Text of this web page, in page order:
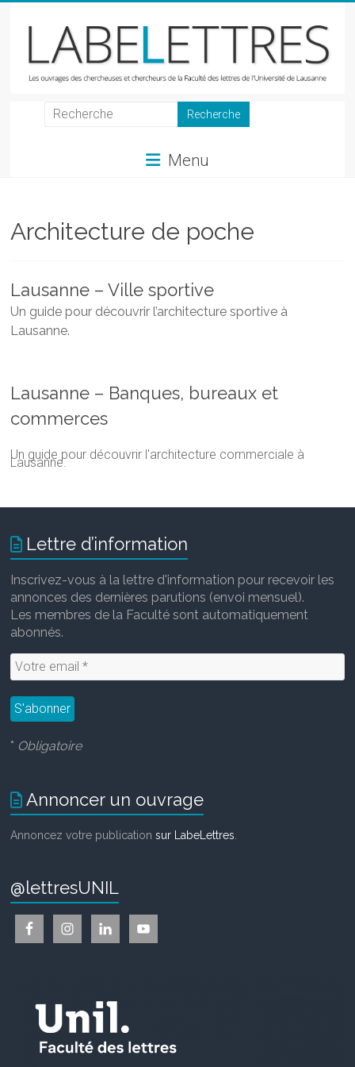
LabeLettres
et
chercheurs
Faculté
des
lettres
Menu
Architecture de poche
Lausanne – Ville sportive
Un guide pour découvrir l’architecture sportive à
Lausanne.
Lausanne – Banques, bureaux et
commerces
Un guide pour découvrir l'architecture commerciale à
Lausanne.
Lettre d’information
Inscrivez-vous à la lettre d'information pour recevoir les
annonces des dernières parutions (envoi mensuel).
Les membres de la Faculté sont automatiquement
abonnés.
* Obligatoire
Annoncer un ouvrage
Annoncez votre publicationsur LabeLettres
@lettresUNIL